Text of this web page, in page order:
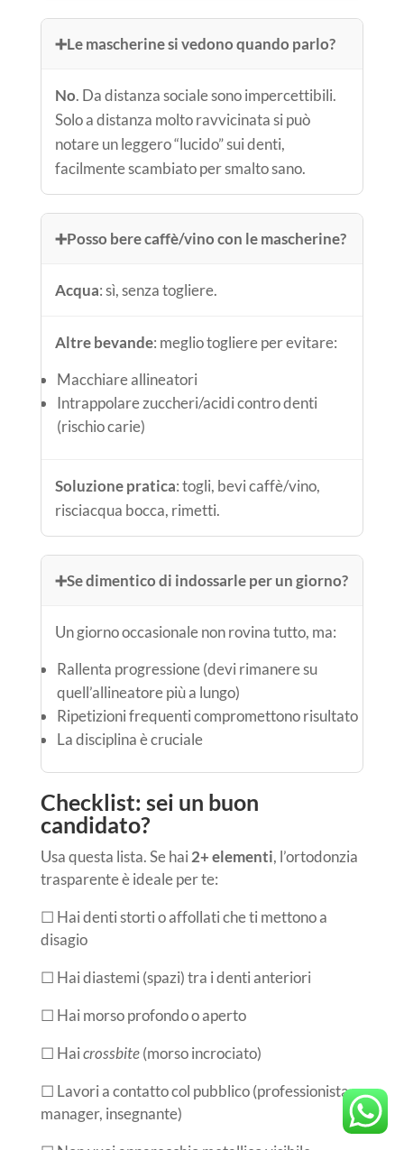
➕Le mascherine si vedono quando parlo?
No. Da distanza sociale sono impercettibili.
Solo a distanza molto ravvicinata si può
notare un leggero “lucido” sui denti,
facilmente scambiato per smalto sano.
➕Posso bere caffè/vino con le mascherine?
Acqua: sì, senza togliere.
Altre bevande: meglio togliere per evitare:
Macchiare allineatori
Intrappolare zuccheri/acidi contro denti
(rischio carie)
Soluzione pratica: togli, bevi caffè/vino,
risciacqua bocca, rimetti.
➕Se dimentico di indossarle per un giorno?
Un giorno occasionale non rovina tutto, ma:
Rallenta progressione (devi rimanere su
quell’allineatore più a lungo)
Ripetizioni frequenti compromettono risultato
La disciplina è cruciale
Checklist: sei un buon
candidato?
Usa questa lista. Se hai 2+ elementi, l’ortodonzia
trasparente è ideale per te:
☐ Hai denti storti o affollati che ti mettono a
disagio
☐ Hai diastemi (spazi) tra i denti anteriori
☐ Hai morso profondo o aperto
☐ Haicrossbite(morso incrociato)
☐ Lavori a contatto col pubblico (professionista,
manager, insegnante)